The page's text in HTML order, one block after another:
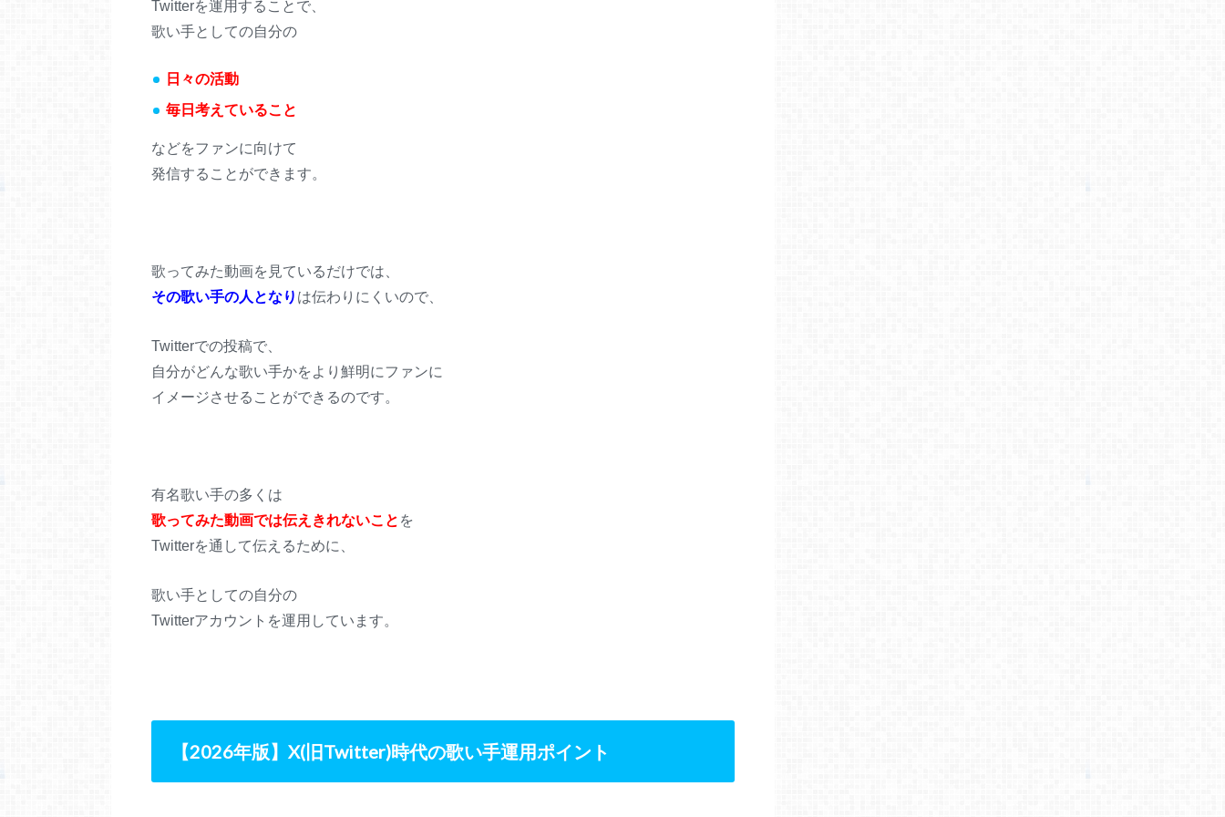
Twitterを運用することで、
歌い手としての自分の
日々の活動
毎日考えていること
などをファンに向けて
発信することができます。
歌ってみた動画を見ているだけでは、
その歌い手の人となり は伝わりにくいので、
Twitterでの投稿で、
自分がどんな歌い手かをより鮮明にファンに
イメージさせることができるのです。
有名歌い手の多くは
歌ってみた動画では伝えきれないこと を
Twitterを通して伝えるために、
歌い手としての自分の
Twitterアカウントを運用しています。
【2026年版】X(旧Twitter)時代の歌い手運用ポイント